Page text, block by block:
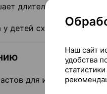
длительности
детей схожа с
для
Наш сайт
удобства